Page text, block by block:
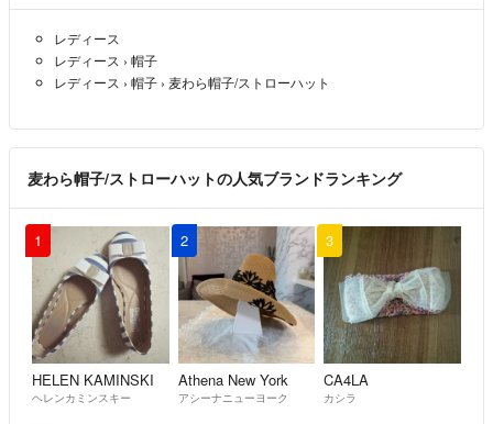
レディース
レディース › 帽子
レディース › 帽子 › 麦わら帽子/ストローハット
麦わら帽子/ストローハットの人気ブランドランキング
1
HELEN KAMINSKI
ヘレンカミンスキー
2
Athena New York
アシーナニューヨーク
3
CA4LA
カシラ